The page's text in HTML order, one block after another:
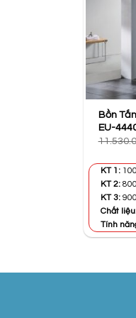
Bồn
EU-
KT 1:
KT 2:
KT 3:
Chất
Tính